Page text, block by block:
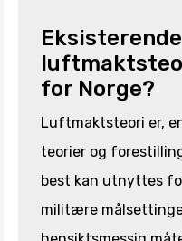
Eksisterende
for Norge?
Luftmaktsteori er,
teorier og
best kan utnyttes
militære